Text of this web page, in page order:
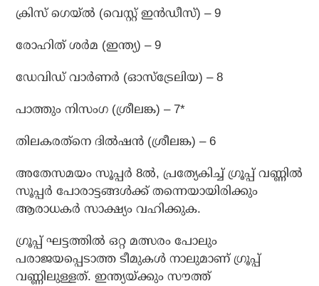
ക്രിസ് ഗെയ്ല്‍ (വെസ്റ്റ് ഇന്‍ഡീസ്) – 9
രോഹിത് ശര്‍മ (ഇന്ത്യ) – 9
ഡേവിഡ് വാര്‍ണര്‍ (ഓസ്‌ട്രേലിയ) – 8
പാത്തും നിസംഗ (ശ്രീലങ്ക) – 7*
തിലകരത്‌നെ ദില്‍ഷന്‍ (ശ്രീലങ്ക) – 6
അതേസമയം സൂപ്പര്‍ 8ല്‍, പ്രത്യേകിച്ച് ഗ്രൂപ്പ് വണ്ണില്‍
സൂപ്പര്‍ പോരാട്ടങ്ങള്‍ക്ക് തന്നെയായിരിക്കും
ആരാധകര്‍ സാക്ഷ്യം വഹിക്കുക.
ഗ്രൂപ്പ് ഘട്ടത്തില്‍ ഒറ്റ മത്സരം പോലും
പരാജയപ്പെടാത്ത ടീമുകള്‍ നാലുമാണ് ഗ്രൂപ്പ്
വണ്ണിലുള്ളത്. ഇന്ത്യയ്ക്കും സൗത്ത്